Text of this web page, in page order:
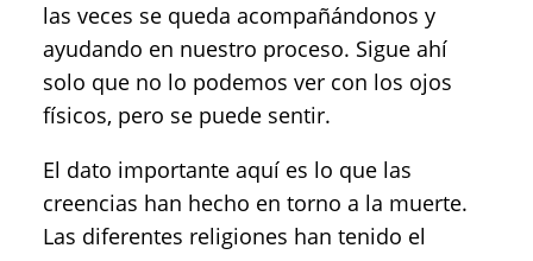
las veces se queda acompañándonos y
ayudando en nuestro proceso. Sigue ahí
solo que no lo podemos ver con los ojos
físicos, pero se puede sentir.
El dato importante aquí es lo que las
creencias han hecho en torno a la muerte.
Las diferentes religiones han tenido el